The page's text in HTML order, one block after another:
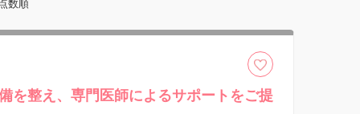
数順
を整え、専門医師によるサポートをご提